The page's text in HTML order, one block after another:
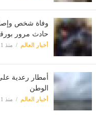
حادث مرور
أخبار العالم منذ 11 ساعة
أمطار رعدية
الوطن
أخبار العالم منذ 11 ساعة